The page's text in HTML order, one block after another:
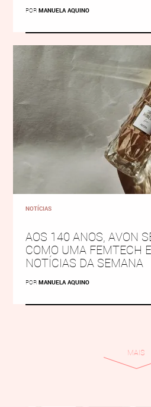
POR MANUELA AQUINO
NOTÍCIAS
AOS 140 ANOS, AVON
COMO UMA FEMTECH
NOTÍCIAS DA SEMANA
POR MANUELA AQUINO
MAIS